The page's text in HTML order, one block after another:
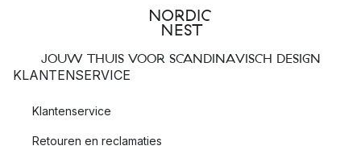
JOUW THUIS VOOR SCANDINAVISCH DESIGN
KLANTENSERVICE
Klantenservice
Retouren en reclamaties